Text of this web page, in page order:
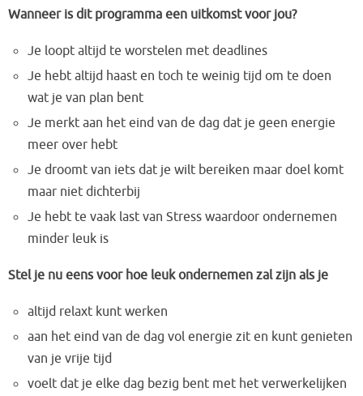
Wanneer is dit programma een uitkomst voor jou?
Je loopt altijd te worstelen met deadlines
Je hebt altijd haast en toch te weinig tijd om te doen
wat je van plan bent
Je merkt aan het eind van de dag dat je geen energie
meer over hebt
Je droomt van iets dat je wilt bereiken maar doel komt
maar niet dichterbij
Je hebt te vaak last van Stress waardoor ondernemen
minder leuk is
Stel je nu eens voor hoe leuk ondernemen zal zijn als je
altijd relaxt kunt werken
aan het eind van de dag vol energie zit en kunt genieten
van je vrije tijd
voelt dat je elke dag bezig bent met het verwerkelijken